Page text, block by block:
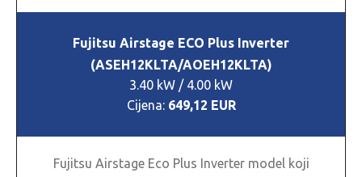
Fujitsu Airstage ECO Plus Inverter
(ASEH12KLTA/AOEH12KLTA)
3.40 kW / 4.00 kW
Cijena: 649,12 EUR
Fujitsu Airstage Eco Plus Inverter model koji